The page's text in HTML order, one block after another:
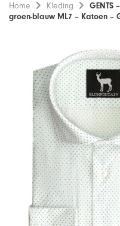
Home Kleding
GENTS
groen-blauw ML7 – Katoen –